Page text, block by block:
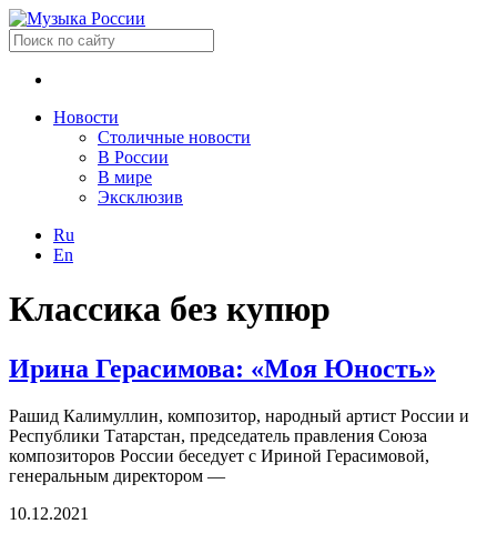
Новости
Столичные новости
В России
В мире
Эксклюзив
Ru
En
Классика без купюр
Ирина Герасимова: «Моя Юность»
Рашид Калимуллин, композитор, народный артист России и
Республики Татарстан, председатель правления Союза
композиторов России беседует с Ириной Герасимовой,
генеральным директором —
10.12.2021